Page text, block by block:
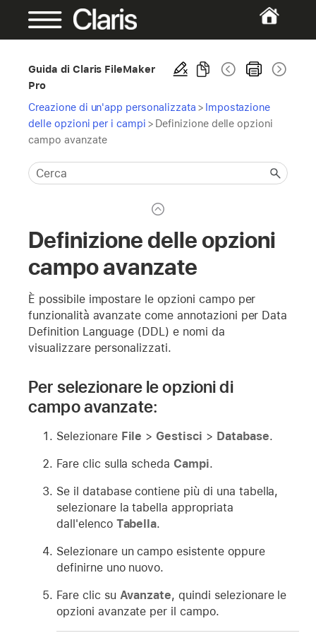
Guida di Claris FileMaker
Pro
Creazione di un'app personalizzata > Impostazione
delle opzioni per i campi > Definizione delle opzioni
campo avanzate
Definizione delle opzioni
campo avanzate
È possibile impostare le opzioni campo per
funzionalità avanzate come annotazioni per Data
Definition Language (DDL) e nomi da
visualizzare personalizzati.
Per selezionare le opzioni di
campo avanzate:
Selezionare File > Gestisci > Database.
Fare clic sulla scheda Campi.
Se il database contiene più di una tabella,
selezionare la tabella appropriata
dall'elenco Tabella.
Selezionare un campo esistente oppure
definirne uno nuovo.
Fare clic su Avanzate, quindi selezionare le
opzioni avanzate per il campo.